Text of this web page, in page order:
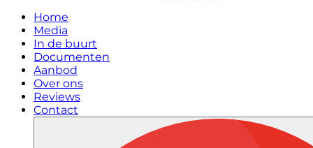
Home
Media
In de buurt
Documenten
Aanbod
Over ons
Reviews
Contact